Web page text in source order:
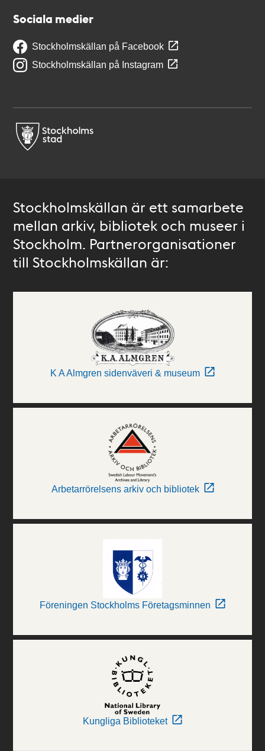
Sociala medier
Stockholmskällan på Facebook
Stockholmskällan på Instagram
Stockholmskällan är ett samarbete
mellan arkiv, bibliotek och museer i
Stockholm. Partnerorganisationer
till Stockholmskällan är:
K A Almgren sidenväveri & museum
Arbetarrörelsens arkiv och bibliotek
Föreningen Stockholms Företagsminnen
Kungliga Biblioteket